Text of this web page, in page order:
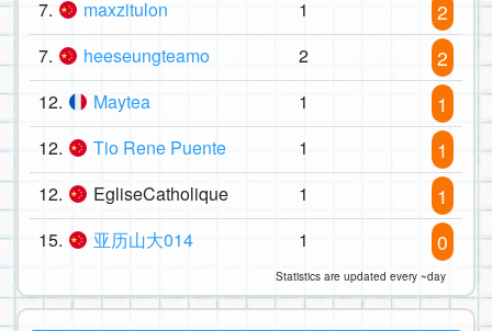
7. maxzitulon 1 2
7. heeseungteamo 2 2
12. Maytea 1 1
12. Tio Rene Puente 1 1
12. EgliseCatholique 1 1
15. 亚历山大014 1 0
Statistics are updated every ~day